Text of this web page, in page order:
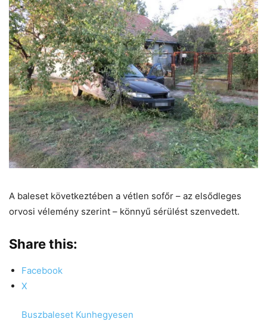
A baleset következtében a vétlen sofőr – az elsődleges
orvosi vélemény szerint – könnyű sérülést szenvedett.
Share this:
Facebook
X
Buszbaleset Kunhegyesen